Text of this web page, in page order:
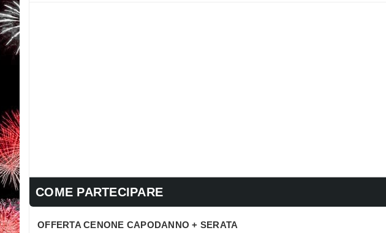
COME PARTECIPARE
OFFERTA CENONE CAPODANNO + SERATA